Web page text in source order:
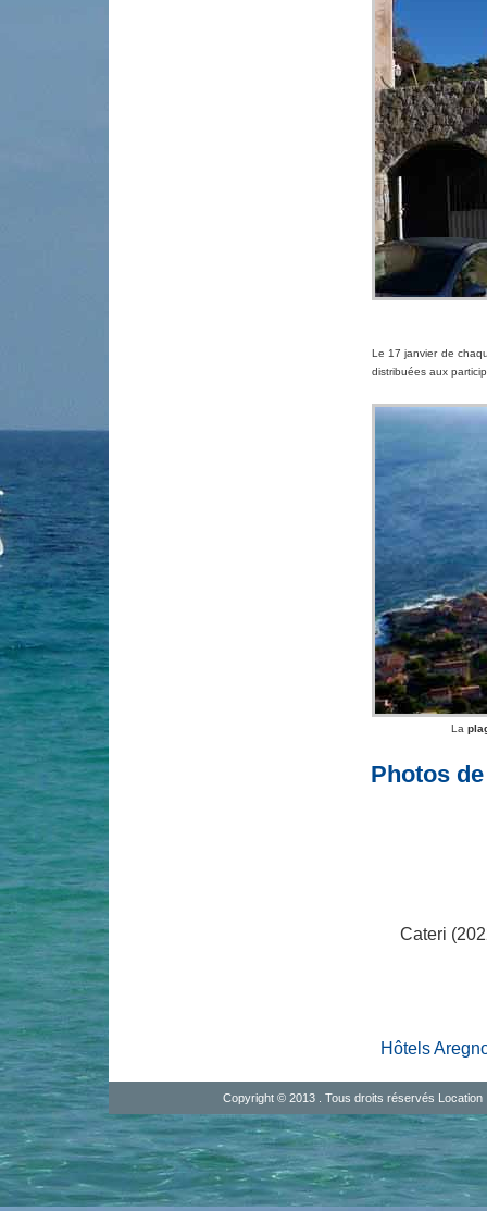
Le 17 janvier de
distribuées aux
La
Photos
Cateri
Hôtels
Copyright © 2013 . Tous droits réservés Location